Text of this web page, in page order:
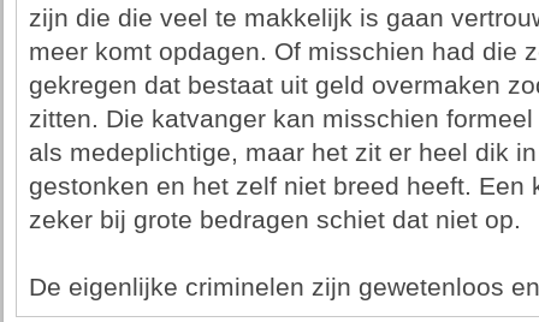
zijn die die veel te makkelijk is gaan
meer komt opdagen. Of misschien had die
gekregen dat bestaat uit geld overmaken
zitten. Die katvanger kan misschien
als medeplichtige, maar het zit er heel dik
gestonken en het zelf niet breed heeft. Een
zeker bij grote bedragen schiet dat niet op.
De eigenlijke criminelen zijn gewetenloos